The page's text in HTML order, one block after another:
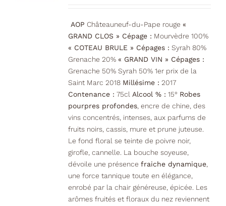
AOP Châteauneuf-du-Pape rouge «
GRAND CLOS » Cépage : Mourvèdre 100%
« COTEAU BRULE » Cépages : Syrah 80%
Grenache 20% « GRAND VIN » Cépages :
Grenache 50% Syrah 50% 1er prix de la
Saint Marc 2018 Millésime : 2017
Contenance : 75cl Alcool % : 15° Robes
pourpres profondes, encre de chine, des
vins concentrés, intenses, aux parfums de
fruits noirs, cassis, mure et prune juteuse.
Le fond floral se teinte de poivre noir,
girofle, cannelle. La bouche soyeuse,
dévoile une présence fraiche dynamique,
une force tannique toute en élégance,
enrobé par la chair généreuse, épicée. Les
arômes fruités et floraux du nez reviennent